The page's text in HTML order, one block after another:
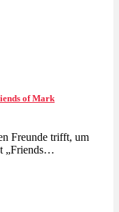
of Mark
Freunde trifft, um
„Friends…